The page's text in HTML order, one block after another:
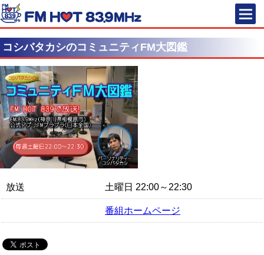
FM HOT
コシバタカシのコミュニティFM大図鑑
放送 土曜日 22:00～22:30
番組ホームページ